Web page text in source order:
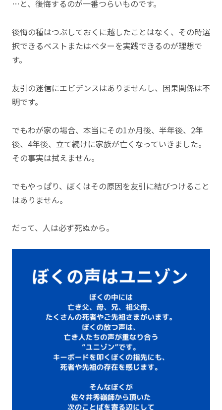
…と、後悔するのが一番つらいものです。
後悔の種はつぶしておくに越したことはなく、その時選
択できるベストまたはベターを実践できるのが理想で
す。
友引の迷信にエビデンスはありませんし、因果関係は不
明です。
でもわが家の場合、本当にその1か月後、半年後、2年
後、4年後、立て続けに家族が亡くなっていきました。
その事実は拭えません。
でもやっぱり、ぼくはその原因を友引に結びつけること
はありません。
だって、人は必ず死ぬから。